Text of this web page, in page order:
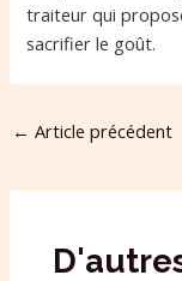
traiteur qui
sacrifier le goût.
← Article précédent